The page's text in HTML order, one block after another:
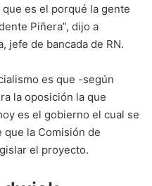
es el porqué la gente
Piñera”, dijo a
jefe de bancada de RN.
es que -según
la oposición la que
es el gobierno el cual se
que la Comisión de
el proyecto.